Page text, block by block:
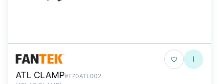
ATL CLAMP#F70ATL002